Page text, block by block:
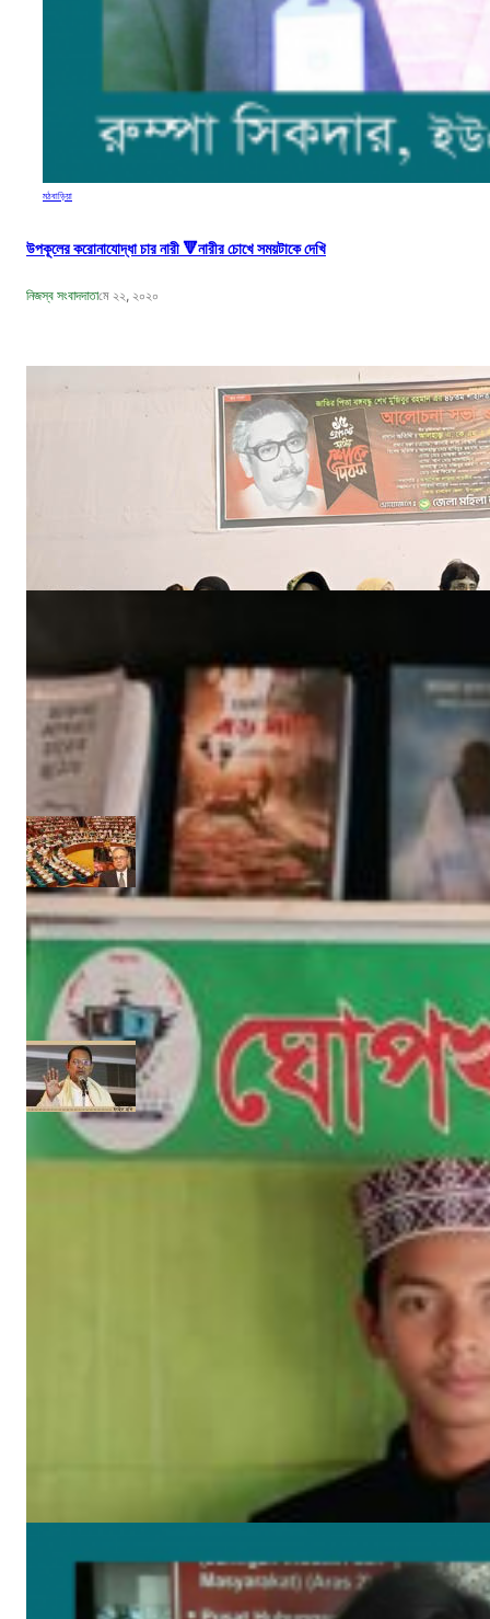
মঠবাড়িয়া
উপকূলের করোনাযোদ্ধা চার নারী 🔻নারীর চোখে সময়টাকে দেখি
নিজস্ব সংবাদদাতামে ২২, ২০২০
বঙ্গবন্ধুর শাহাদাৎ বার্ষিকী উপলক্ষে পিরোজপুরে জেলা মহিলা আওয়ামীলীগের দোয়া মাহফিল
‘ইফতার সহানুভূতি’ উদ্যোগের সূচনা হলো ঘোপখালী স্পোর্টস ক্লাব ও পাঠাগার
‘উপকূলবাসীকে সুরক্ষায় তিন হাজার কোটি টাকার প্রকল্প’ :: সংসদে পানি সম্পদমন্ত্রী
নিজস্ব সংবাদদাতাজুন ১৩, ২০১৭